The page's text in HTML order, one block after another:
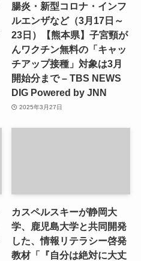
腸炎・新型コロナ・インフ
ルエンザなど（3月17日～
23日）【熊本県】子宮頸が
んワクチン無料の「キャッ
チアップ接種」対象は3月
開始分まで – TBS NEWS
DIG Powered by JNN
2025年3月27日
カスペルスキーが静岡大
学、鹿児島大学と共同開発
した、情報リテラシー啓発
教材「『自分は絶対に大丈